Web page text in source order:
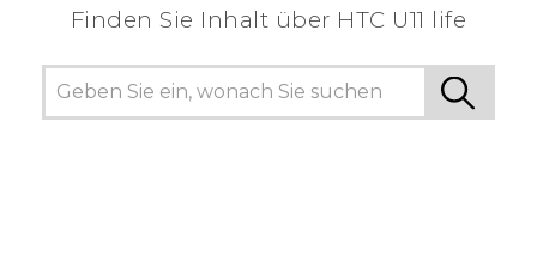
Finden Sie Inhalt über‎ HTC U11 life